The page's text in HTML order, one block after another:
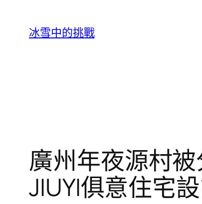
冰雪中的挑戰
廣州年夜源村
JIUYI俱意住宅